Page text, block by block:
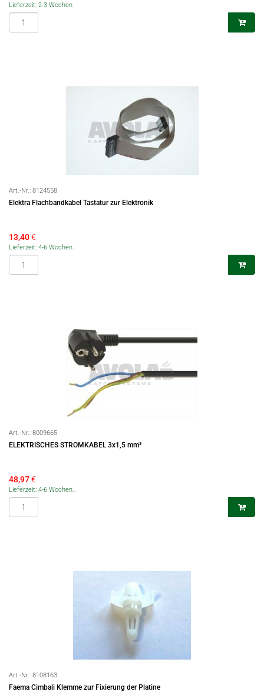
Lieferzeit: 2-3 Wochen
Art.-Nr.: 8124558
Elektra Flachbandkabel Tastatur zur Elektronik
13,40€
Lieferzeit: 4-6 Wochen..
Art.-Nr.: 8009665
ELEKTRISCHES STROMKABEL 3x1,5 mm²
48,97€
Lieferzeit: 4-6 Wochen..
Art.-Nr.: 8108163
Faema Cimbali Klemme zur Fixierung der Platine